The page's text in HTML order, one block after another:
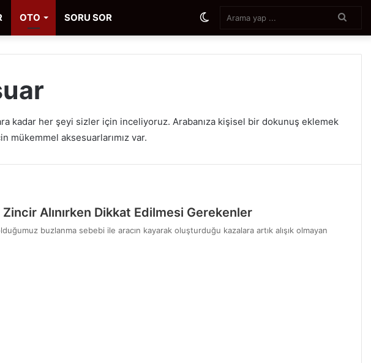
OTO SORU SOR
...
görünümü
kadar her şeyi sizler için inceliyoruz. Arabanıza kişisel bir dokunuş eklemek
mükemmel aksesuarlarımız var.
Zincir Alınırken Dikkat Edilmesi Gerekenler
buzlanma sebebi ile aracın kayarak oluşturduğu kazalara artık alışık olmayan